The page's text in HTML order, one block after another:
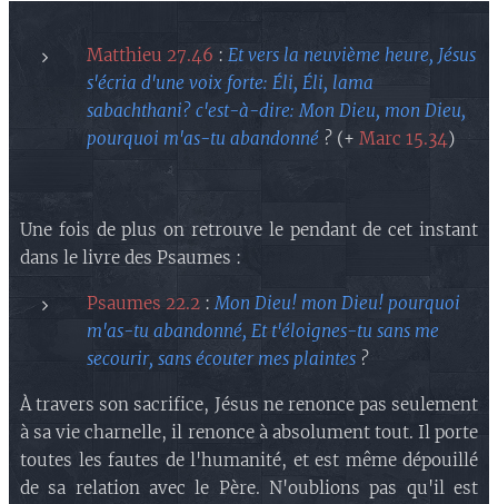
Matthieu 27.46 : Et vers la neuvième heure, Jésus
s'écria d'une voix forte: Éli, Éli, lama
sabachthani? c'est-à-dire: Mon Dieu, mon Dieu,
pourquoi m'as-tu abandonné ? (+ Marc 15.34)
Une fois de plus on retrouve le pendant de cet instant
dans le livre des Psaumes :
Psaumes 22.2 :Mon Dieu! mon Dieu! pourquoi
m'as-tu abandonné, Et t'éloignes-tu sans me
secourir, sans écouter mes plaintes ?
À travers son sacrifice, Jésus ne renonce pas seulement
à sa vie charnelle, il renonce à absolument tout. Il porte
toutes les fautes de l'humanité, et est même dépouillé
de sa relation avec le Père. N'oublions pas qu'il est